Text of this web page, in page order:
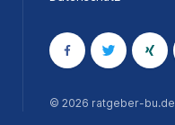
© 2026 ratgeber-bu.de